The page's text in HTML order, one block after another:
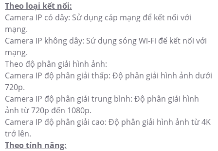
Theo loại kết nối:
Camera IP có dây: Sử dụng cáp mạng để kết nối với
mạng.
Camera IP không dây: Sử dụng sóng Wi-Fi để kết nối với
mạng.
Theo độ phân giải hình ảnh:
Camera IP độ phân giải thấp: Độ phân giải hình ảnh dưới
720p.
Camera IP độ phân giải trung bình: Độ phân giải hình
ảnh từ 720p đến 1080p.
Camera IP độ phân giải cao: Độ phân giải hình ảnh từ 4K
trở lên.
Theo tính năng: